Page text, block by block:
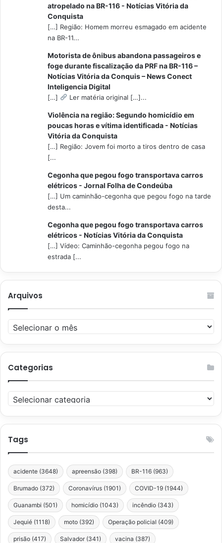
atropelado na BR-116 - Notícias Vitória da
Conquista
[…] Região: Homem morreu esmagado em acidente
na BR-11...
Motorista de ônibus abandona passageiros e
foge durante fiscalização da PRF na BR-116 –
Notícias Vitória da Conquis – News Conect
Inteligencia Digital
[…] Ler matéria original […]...
Violência na região: Segundo homicídio em
poucas horas e vítima identificada - Notícias
Vitória da Conquista
[…] Região: Jovem foi morto a tiros dentro de casa
[...
Cegonha que pegou fogo transportava carros
elétricos - Jornal Folha de Condeúba
[…] Um caminhão-cegonha que pegou fogo na tarde
desta...
Cegonha que pegou fogo transportava carros
elétricos - Notícias Vitória da Conquista
[…] Vídeo: Caminhão-cegonha pegou fogo na
estrada [...
Arquivos
Arquivos
Categorias
Categorias
Tags
acidente (3648) apreensão (398) BR-116 (963)
Brumado (372) Coronavírus (1901) COVID-19 (1944)
Guanambi (501) homicídio (1043) incêndio (343)
Jequié (1118) moto (392) Operação policial (409)
prisão (417) Salvador (341) vacina (387)